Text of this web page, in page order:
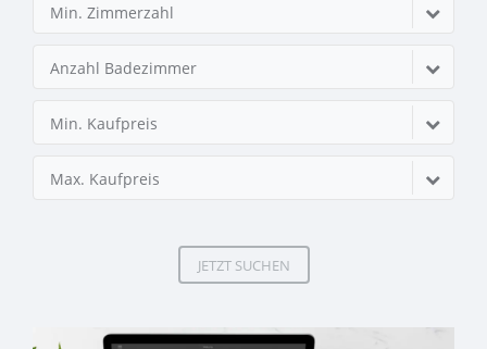
Min. Zimmerzahl
Anzahl Badezimmer
Min. Kaufpreis
Max. Kaufpreis
JETZT SUCHEN